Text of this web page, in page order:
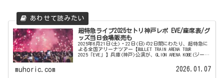
超特急ライブ2025セトリ神戸レポ EVE/座席表/グ
ッズ当日会場販売も
2025年6月21日(土)・22日(日)の2日間にわたり、超特急に
よる全国アリーナツアー【BULLET TRAIN ARENA TOUR
2025「EVE」】兵庫(神戸)公演が、GLION ARENA KOBE(ジーラ
muhoric.com 2026.01.07